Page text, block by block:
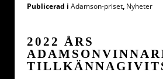
Publicerad i Adamson-priset, Nyheter
2022 ÅRS